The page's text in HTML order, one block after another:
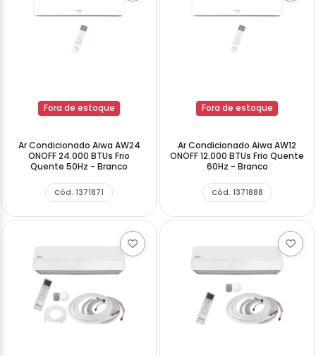
Fora de estoque
Ar Condicionado Aiwa AW24
ONOFF 24.000 BTUs Frio
Quente 50Hz - Branco
Cód. 1371871
Fora de estoque
Ar Condicionado Aiwa AW12
ONOFF 12.000 BTUs Frio Quente
60Hz - Branco
Cód. 1371888